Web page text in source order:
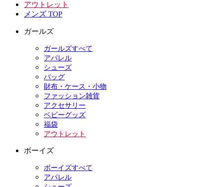
アウトレット
メンズ TOP
ガールズ
ガールズすべて
アパレル
シューズ
バッグ
財布・ケース・小物
ファッション雑貨
アクセサリー
ベビーグッズ
福袋
アウトレット
ボーイズ
ボーイズすべて
アパレル